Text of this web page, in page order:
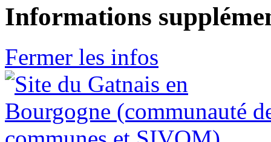
Informations
Fermer les infos